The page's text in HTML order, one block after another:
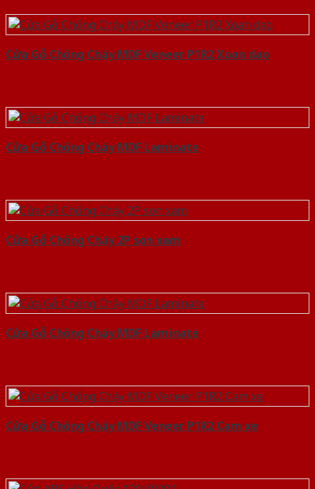
Cửa Gỗ Chống Cháy MDF Veneer P1R2 Xoan dao
Cửa Gỗ Chống Cháy MDF Laminate
Cửa Gỗ Chống Cháy 2P son xam
Cửa Gỗ Chống Cháy MDF Laminate
Cửa Gỗ Chống Cháy MDF Veneer P1R2 Cam xe